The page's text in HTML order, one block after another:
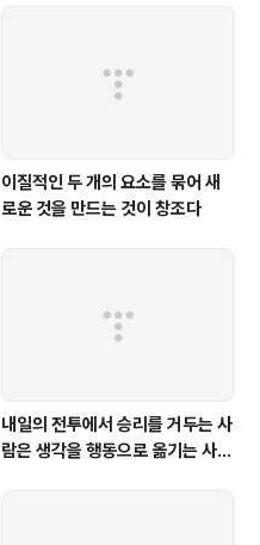
이질적인 두 개의 요소를 묶어 새
로운 것을 만드는 것이 창조다
내일의 전투에서 승리를 거두는 사
람은 생각을 행동으로 옮기는 사람